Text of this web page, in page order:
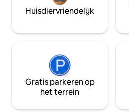
Huisdiervriendelijk
Gratis parkeren op
het terrein